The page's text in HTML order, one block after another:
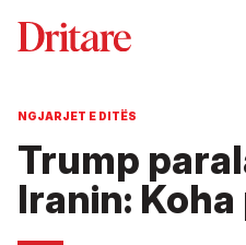
NGJARJET E DITËS
Trump
Iranin: